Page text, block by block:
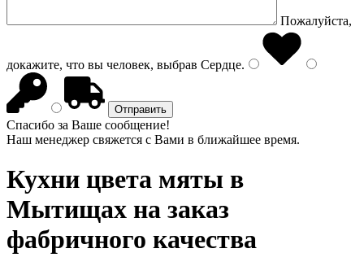
Пожалуйста,
докажите, что вы человек, выбрав Сердце.
Спасибо за Ваше сообщение!
Наш менеджер свяжется с Вами в ближайшее время.
Кухни цвета мяты в
Мытищах на заказ
фабричного качества